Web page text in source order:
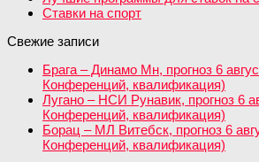
Ставки на спорт
Свежие записи
Брага – Динамо Мн, прогноз 6
Конференций, квалификация)
Лугано – НСИ Рунавик, прогноз 6
Конференций, квалификация)
Борац – МЛ Витебск, прогноз 6
Конференций, квалификация)